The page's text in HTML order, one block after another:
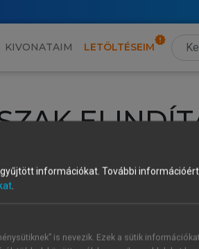
KIVONATAIM LETÖLTÉSEIM
fiókoddal, iskolai azonosítóddal vagy
díjmentes hozzáférésrevagy
vagy hozz
információkat. További
.
is nevezik. Ezek a sütik